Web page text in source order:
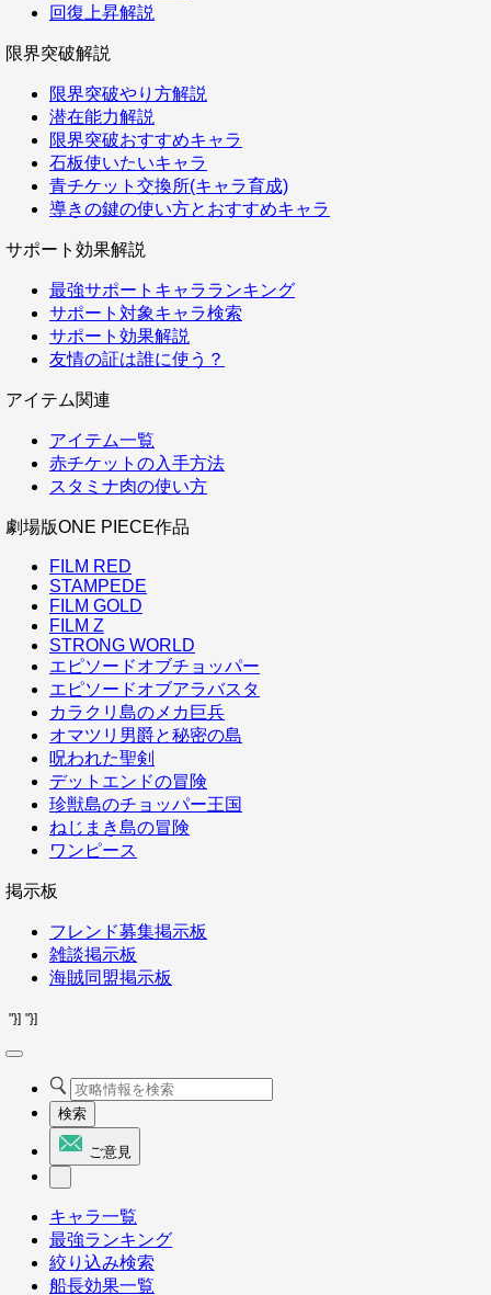
回復上昇解説
限界突破解説
限界突破やり方解説
潜在能力解説
限界突破おすすめキャラ
石板使いたいキャラ
青チケット交換所(キャラ育成)
導きの鍵の使い方とおすすめキャラ
サポート効果解説
最強サポートキャラランキング
サポート対象キャラ検索
サポート効果解説
友情の証は誰に使う？
アイテム関連
アイテム一覧
赤チケットの入手方法
スタミナ肉の使い方
劇場版ONE PIECE作品
FILM RED
STAMPEDE
FILM GOLD
FILM Z
STRONG WORLD
エピソードオブチョッパー
エピソードオブアラバスタ
カラクリ島のメカ巨兵
オマツリ男爵と秘密の島
呪われた聖剣
デットエンドの冒険
珍獣島のチョッパー王国
ねじまき島の冒険
ワンピース
掲示板
フレンド募集掲示板
雑談掲示板
海賊同盟掲示板
"}] "}]
検索
ご意見
キャラ一覧
最強ランキング
絞り込み検索
船長効果一覧